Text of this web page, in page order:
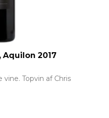
2017
vine. Topvin af Chris